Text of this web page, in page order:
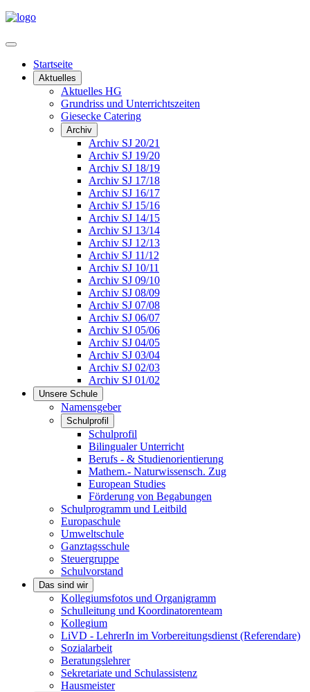
Startseite
Aktuelles
Aktuelles HG
Grundriss und Unterrichtszeiten
Giesecke Catering
Archiv
Archiv SJ 20/21
Archiv SJ 19/20
Archiv SJ 18/19
Archiv SJ 17/18
Archiv SJ 16/17
Archiv SJ 15/16
Archiv SJ 14/15
Archiv SJ 13/14
Archiv SJ 12/13
Archiv SJ 11/12
Archiv SJ 10/11
Archiv SJ 09/10
Archiv SJ 08/09
Archiv SJ 07/08
Archiv SJ 06/07
Archiv SJ 05/06
Archiv SJ 04/05
Archiv SJ 03/04
Archiv SJ 02/03
Archiv SJ 01/02
Unsere Schule
Namensgeber
Schulprofil
Schulprofil
Bilingualer Unterricht
Berufs - & Studienorientierung
Mathem.- Naturwissensch. Zug
European Studies
Förderung von Begabungen
Schulprogramm und Leitbild
Europaschule
Umweltschule
Ganztagsschule
Steuergruppe
Schulvorstand
Das sind wir
Kollegiumsfotos und Organigramm
Schulleitung und Koordinatorenteam
Kollegium
LiVD - LehrerIn im Vorbereitungsdienst (Referendare)
Sozialarbeit
Beratungslehrer
Sekretariate und Schulassistenz
Hausmeister